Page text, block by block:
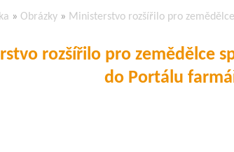
» Obrázky» Ministerstvo rozšířilo pro
rozšířilo pro zemědělce
do Portálu